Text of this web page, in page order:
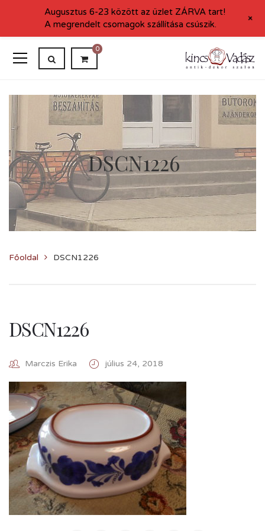
0
DSCN1226
Főoldal DSCN1226
DSCN1226
Marczis Erika július 24, 2018
Augusztus 6-23 között az üzlet ZÁRVA tart!
A megrendelt csomagok szállítása csúszik.
+